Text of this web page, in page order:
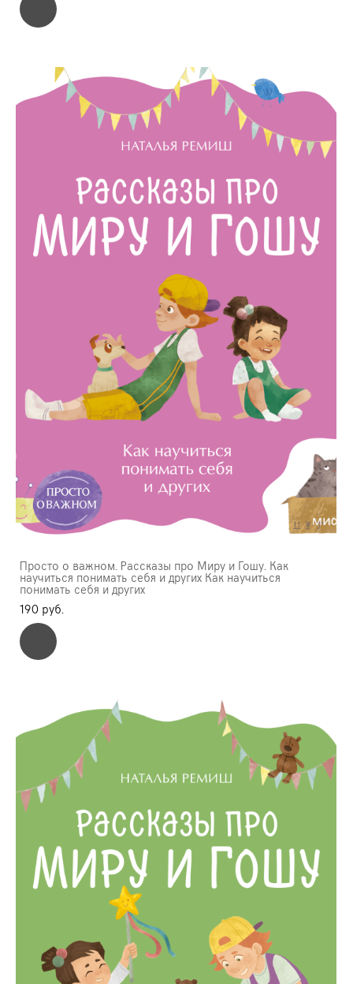
Просто о важном. Рассказы про Миру и Гошу. Как
научиться понимать себя и других Как научиться
понимать себя и других
190 pуб.